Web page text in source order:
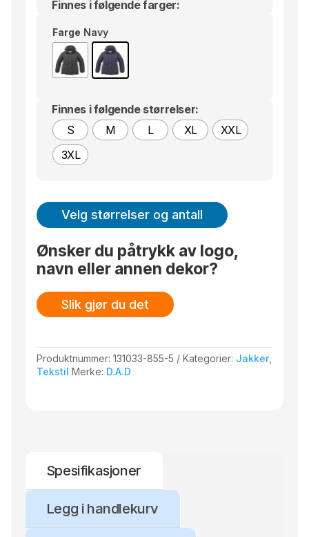
Finnes i følgende farger:
Farge Navy
Finnes i følgende størrelser:
S
M L XL
XXL
3XL
Velg størrelser og antall
Ønsker du påtrykk av logo,
navn eller annen dekor?
Slik gjør du det
Produktnummer:131033-855-5 Kategorier: Jakker,
Tekstil Merke: D.A.D
Spesifikasjoner
Legg i handlekurv